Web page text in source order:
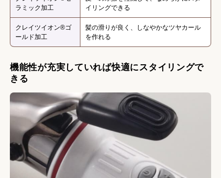
ラミック加工
イリングできる
クレイツイオン®ゴ
ールド加工
髪の滑りが良く、しなやかなツヤカール
を作れる
機能性が充実していれば快適にスタイリングで
きる